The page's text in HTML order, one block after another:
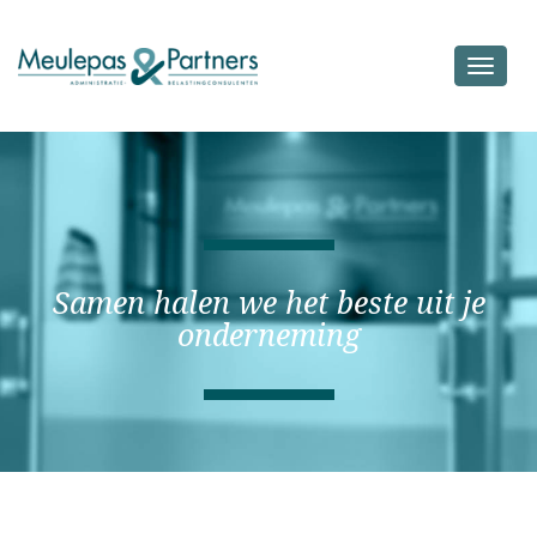
Toggle
Samen halen we het beste uit je
onderneming